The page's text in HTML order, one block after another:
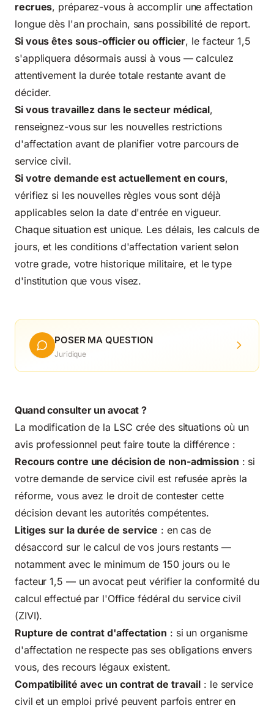
recrues, préparez-vous à accomplir une affectation
longue dès l'an prochain, sans possibilité de report.
Si vous êtes sous-officier ou officier, le facteur 1,5
s'appliquera désormais aussi à vous — calculez
attentivement la durée totale restante avant de
décider.
Si vous travaillez dans le secteur médical,
renseignez-vous sur les nouvelles restrictions
d'affectation avant de planifier votre parcours de
service civil.
Si votre demande est actuellement en cours,
vérifiez si les nouvelles règles vous sont déjà
applicables selon la date d'entrée en vigueur.
Chaque situation est unique. Les délais, les calculs de
jours, et les conditions d'affectation varient selon
votre grade, votre historique militaire, et le type
d'institution que vous visez.
POSER MA QUESTION
Juridique
Quand consulter un avocat ?
La modification de la LSC crée des situations où un
avis professionnel peut faire toute la différence :
Recours contre une décision de non-admission : si
votre demande de service civil est refusée après la
réforme, vous avez le droit de contester cette
décision devant les autorités compétentes.
Litiges sur la durée de service : en cas de
désaccord sur le calcul de vos jours restants —
notamment avec le minimum de 150 jours ou le
facteur 1,5 — un avocat peut vérifier la conformité du
calcul effectué par l'Office fédéral du service civil
(ZIVI).
Rupture de contrat d'affectation : si un organisme
d'affectation ne respecte pas ses obligations envers
vous, des recours légaux existent.
Compatibilité avec un contrat de travail : le service
civil et un emploi privé peuvent parfois entrer en